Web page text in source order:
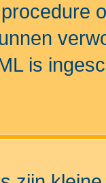
procedure
is